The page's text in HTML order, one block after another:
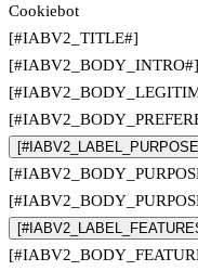
Cookiebot
[#IABV2_TITLE#]
[#IABV2_BODY_INTRO#]